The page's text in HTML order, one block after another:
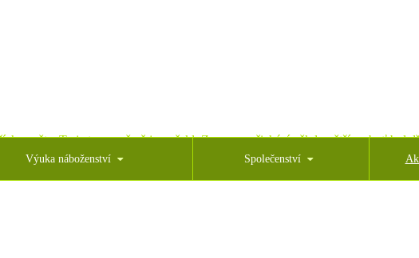
světa. To je ten, o němž jsem řekl: Za mnou přichází někdo větší, neboť byl
Výuka náboženství Společenství